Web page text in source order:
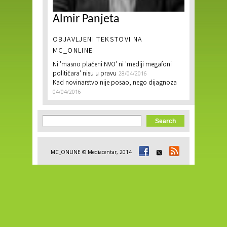
Almir Panjeta
OBJAVLJENI TEKSTOVI NA
MC_ONLINE:
Ni 'masno plaćeni NVO' ni 'mediji megafoni
političara' nisu u pravu 28/04/2016
Kad novinarstvo nije posao, nego dijagnoza
04/04/2016
Search form
Search
MC_ONLINE © Mediacentar, 2014